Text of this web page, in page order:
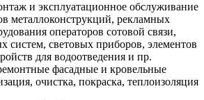
и эксплуатационное обслуживание
металлоконструкций, рекламных
операторов сотовой связи,
систем, световых приборов, элементов
для водоотведения и пр.
фасадные и кровельные
очистка, покраска, теплоизоляция